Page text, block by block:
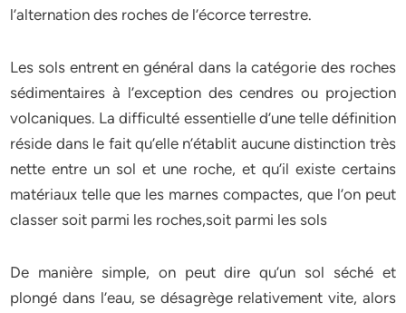
l’alternation des roches de l’écorce terrestre.
Les sols entrent en général dans la catégorie des roches
sédimentaires à l’exception des cendres ou projection
volcaniques. La difficulté essentielle d’une telle définition
réside dans le fait qu’elle n’établit aucune distinction très
nette entre un sol et une roche, et qu’il existe certains
matériaux telle que les marnes compactes, que l’on peut
classer soit parmi les roches,soit parmi les sols
De manière simple, on peut dire qu’un sol séché et
plongé dans l’eau, se désagrège relativement vite, alors